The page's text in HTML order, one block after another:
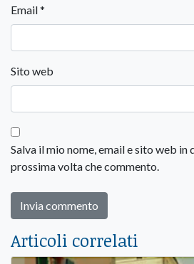
Email*
Sito web
Salva il mio nome, email e sito web
prossima volta che commento.
Articoli correlati